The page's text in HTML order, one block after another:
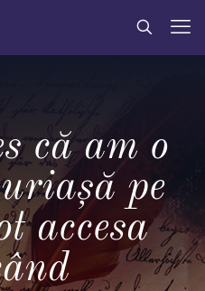
că am o
pe
accesa